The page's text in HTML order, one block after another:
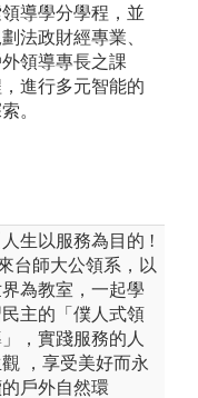
導學分學程，並
法政財經專業、
外領導專長之課
進行多元智能的
。
人生以服務為目的 !
台師大公領系，以
為教室，一起學
民主的「僕人式領
，實踐服務的人
，享受美好而永
戶外自然環